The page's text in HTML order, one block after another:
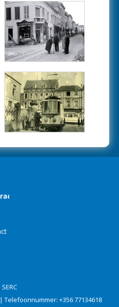
SERC
| Telefoonnummer: +356 77134618